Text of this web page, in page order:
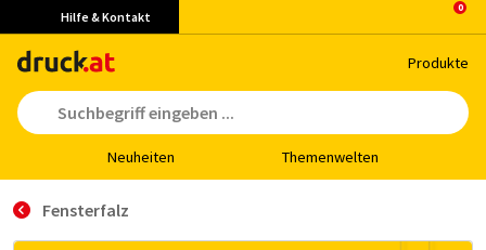
Hilfe & Kontakt
Pro­duk­te
Neu­hei­ten The­men­wel­ten
Fensterfalz